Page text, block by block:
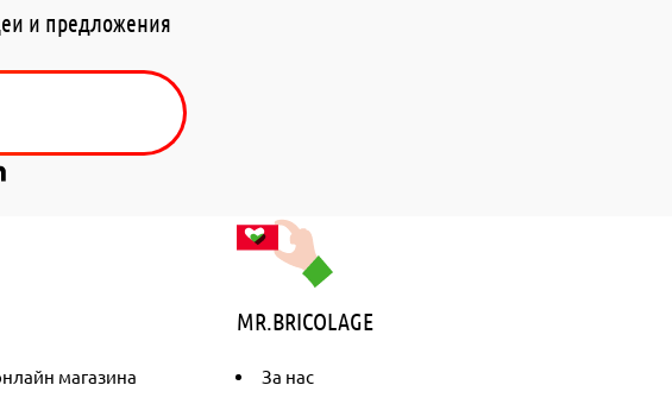
и предложения
магазина
MR.BRICOLAGE
За нас